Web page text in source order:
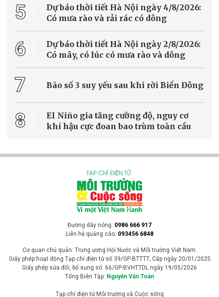
5
Dự báo thời tiết Hà Nội ngày 4/8/2026:
Có mưa rào và rải rác có dông
6
Dự báo thời tiết Hà Nội ngày 2/8/2026:
Có mây, có lúc có mưa rào và dông
7 Bão số 3 suy yếu sau khi rời Biển Đông
8
El Niño gia tăng cường độ, nguy cơ
khí hậu cực đoan bao trùm toàn cầu
Đường dây nóng: 0986 666 917
Liên hệ quảng cáo: 093456 6848
Cơ quan chủ quản: Trung ương Hội Nước và Môi trường Việt Nam.
Giấy phép hoạt động Tạp chí điện tử số 39/GP-BTTTT; Cấp ngày 20/01/2025
Giấy phép sửa đổi, bổ sung số: 66/GP-BVHTTDL ngày 19/05/2026
Tổng Biên Tập: Nguyễn Văn Toàn
Tạp chí điện tử Môi trường và Cuộc sống